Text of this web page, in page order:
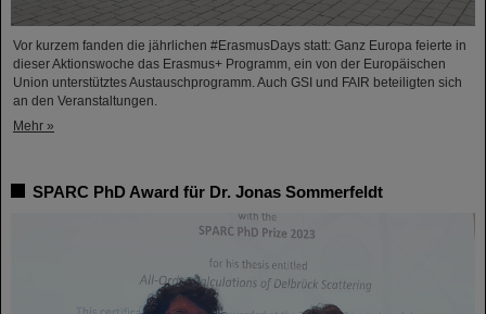
Vor kurzem fanden die jährlichen #ErasmusDays statt: Ganz Europa feierte in
dieser Aktionswoche das Erasmus+ Programm, ein von der Europäischen
Union unterstütztes Austauschprogramm. Auch GSI und FAIR beteiligten sich
an den Veranstaltungen.
Mehr »
SPARC PhD Award für Dr. Jonas Sommerfeldt